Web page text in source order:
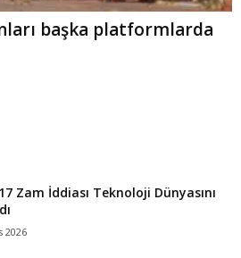
başka platformlarda
Zam İddiası Teknoloji Dünyasını
2026